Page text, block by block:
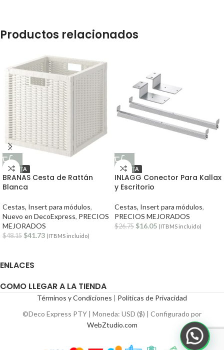
Productos relacionados
OFERTA
BRANAS Cesta de Rattán
Blanca
Cestas, Insert para módulos,
Nuevo en DecoExpress, PRECIOS
MEJORADOS
$48.15 $41.73 (ITBMS incluido)
OFERTA
INLAGG Conector Para Kallax
y Escritorio
Cestas, Insert para módulos,
PRECIOS MEJORADOS
$26.75 $16.05 (ITBMS incluido)
ENLACES
COMO LLEGAR A LA TIENDA
Términos y Condiciones | Políticas de Privacidad
©Deco Express PTY | Moneda: USD ($) | Configurado por
WebZtudio.com